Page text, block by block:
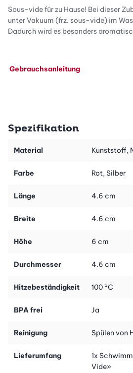
Sous-vide für zu Hause! Bei dieser
unter Vakuum (frz. sous-vide) im
Dadurch wird es besonders
Gebrauchsanleitung
Spezifikation
Material Kunststoff,
Farbe Rot, Silber
Länge 4.6 cm
Breite 4.6 cm
Höhe 6 cm
Durchmesser 4.6 cm
Hitzebeständigkeit 100 °C
BPA frei Ja
Reinigung Spülen von
Lieferumfang
1x
Vide»